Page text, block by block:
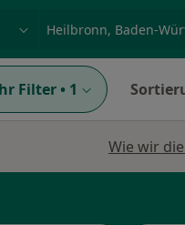
Filter • 1
Wie wir